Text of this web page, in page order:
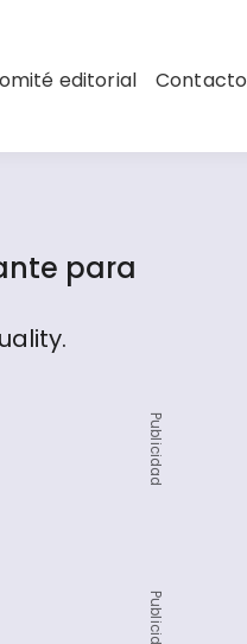
editorial Contacto
para
Publicidad
Publicidad